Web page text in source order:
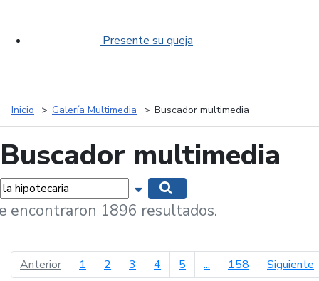
Presente su queja
Inicio Galería Multimedia Buscador multimedia
Buscador multimedia
Mostrar opciones de búsqueda
encontraron 1896 resultados.
Anteriorpágina anterior
1 2 3 4 5 ... 158 Siguiente